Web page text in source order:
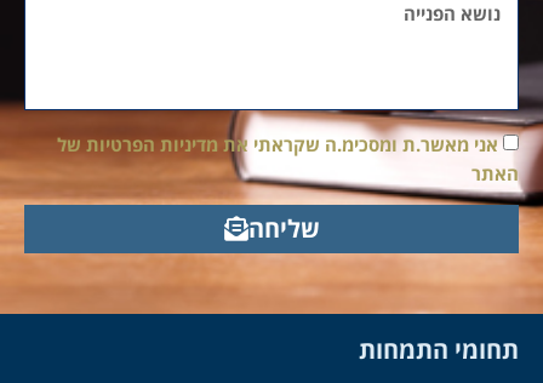
אני מאשר.ת ומסכימ.ה שקראתי את מדיניות הפרטיות של
האתר
שליחה
תחומי התמחות